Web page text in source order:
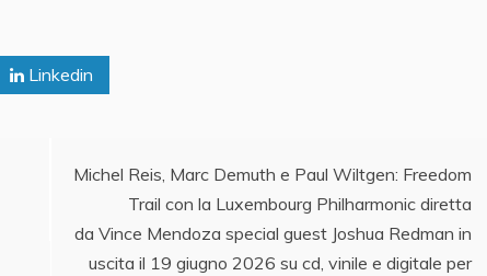
Linkedin
Michel Reis, Marc Demuth e Paul Wiltgen: Freedom
Trail con la Luxembourg Philharmonic diretta
da Vince Mendoza special guest Joshua Redman in
uscita il 19 giugno 2026 su cd, vinile e digitale per